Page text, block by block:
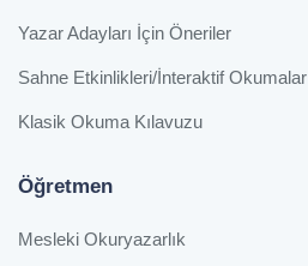
Yazar Adayları İçin Öneriler
Sahne Etkinlikleri/İnteraktif Okumalar
Klasik Okuma Kılavuzu
Öğretmen
Mesleki Okuryazarlık